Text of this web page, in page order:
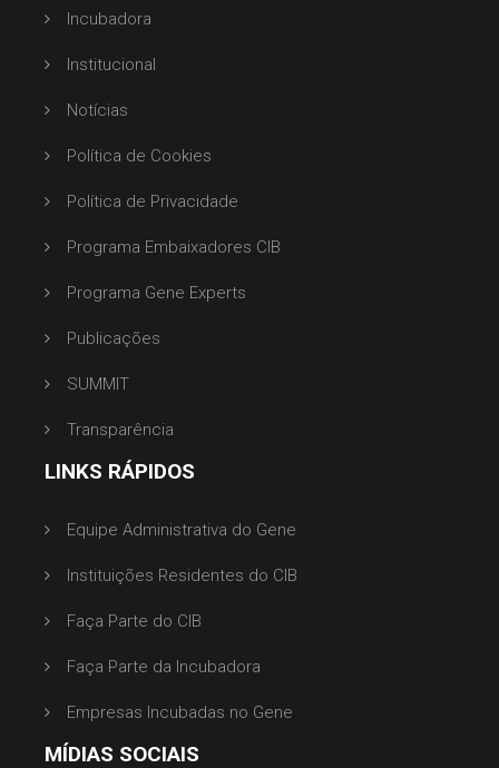
Incubadora
Institucional
Notícias
Política de Cookies
Política de Privacidade
Programa Embaixadores CIB
Programa Gene Experts
Publicações
SUMMIT
Transparência
LINKS RÁPIDOS
Equipe Administrativa do Gene
Instituições Residentes do CIB
Faça Parte do CIB
Faça Parte da Incubadora
Empresas Incubadas no Gene
MÍDIAS SOCIAIS